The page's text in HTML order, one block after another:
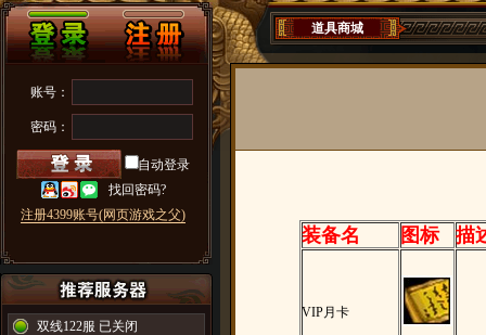
道具商城
装备名 图标 描
VIP月卡
账号：
密码：
自动登录
找回密码?
注册4399账号(网页游戏之父)
双线122服 已关闭